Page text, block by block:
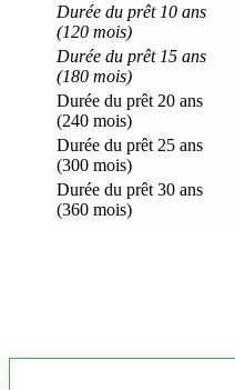
Durée du prêt 10 ans
(120 mois)
Durée du prêt 15 ans
(180 mois)
Durée du prêt 20 ans
(240 mois)
Durée du prêt 25 ans
(300 mois)
Durée du prêt 30 ans
(360 mois)